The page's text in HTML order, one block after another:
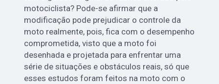
motociclista? Pode-se afirmar que a
modificação pode prejudicar o controle da
moto realmente, pois, fica com o desempenho
comprometida, visto que a moto foi
desenhada e projetada para enfrentar uma
série de situações e obstáculos reais, só que
esses estudos foram feitos na moto com o